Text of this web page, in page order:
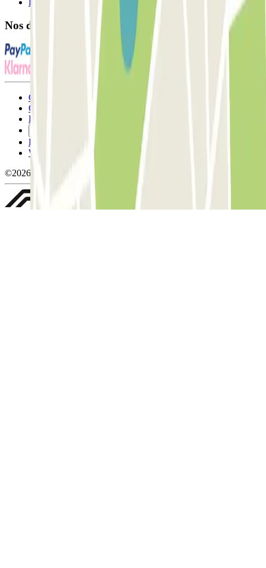
FAQ
Nos différents modes de paiement:
Conditions générales d'utilisation et contrat
Conditions d'annulation
Politique relative aux cookies
Politique de confidentialité
Whistleblowing
©2026 Parclick. Tous droits réservés